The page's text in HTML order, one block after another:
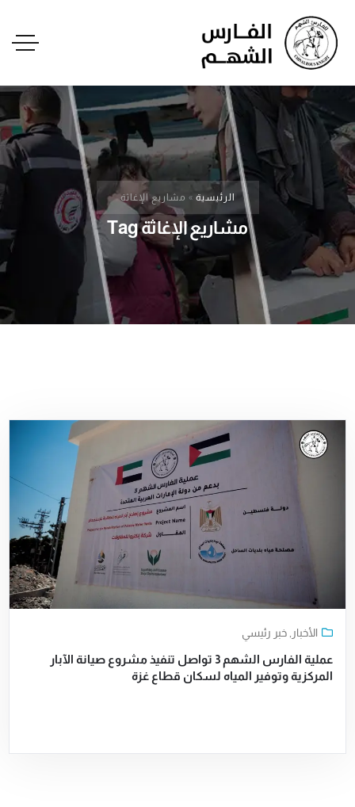
الرئيسية » مشاريع الإغاثة
مشاريع الإغاثة Tag
الأخبار ,خبر رئيسي
عملية الفارس الشهم 3 تواصل تنفيذ مشروع صيانة الآبار
المركزية وتوفير المياه لسكان قطاع غزة